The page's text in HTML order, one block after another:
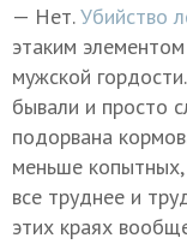
— Нет.Убийство
этаким
мужской
бывали и просто
подорвана
меньше
все труднее и
этих краях